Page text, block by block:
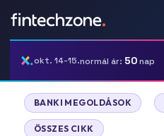
okt. 14-15.normál ár: 50nap
BANKI MEGOLDÁSOK |
ÖSSZES CIKK